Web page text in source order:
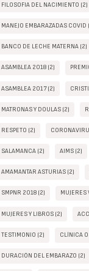
FILOSOFIA DEL NACIMIENTO (2)
MANEJO EMBARAZADAS COVID
BANCO DE LECHE MATERNA (2)
ASAMBLEA 2018 (2)
ASAMBLEA 2017 (2)
MATRONAS Y DOULAS (2)
RESPETO (2)
SALAMANCA (2) AIMS (2)
AMAMANTAR ASTURIAS (2)
SMPNR 2018 (2) MUJERES
MUJERES Y LIBROS (2)
TESTIMONIO (2) CLÍNICA O
DURACIÓN DEL EMBARAZO (2)